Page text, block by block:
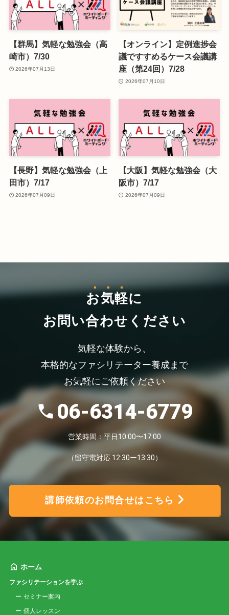
【群馬】気軽な勉強会（高
崎市）7/30
2026年07月13日
【オンライン】定例進捗会
議ですすめるケース会議講
座（第24回）7/28
2026年07月10日
【長野】気軽な勉強会（上
田市）7/17
2026年07月09日
【大阪】気軽な勉強会（大
阪市）7/17
2026年07月09日
お気軽に
お問い合わせください
気軽な体験から、
本格的なファシリテーター養成まで
お気軽にご依頼ください
06-6314-6779
営業時間：平日10:00〜17:00
（留守電対応 12:30ー13:30）
講師依頼のお問合せはこちら
ホーム
ファシリテーションを学ぶ
セミナー案内
個人レッスン